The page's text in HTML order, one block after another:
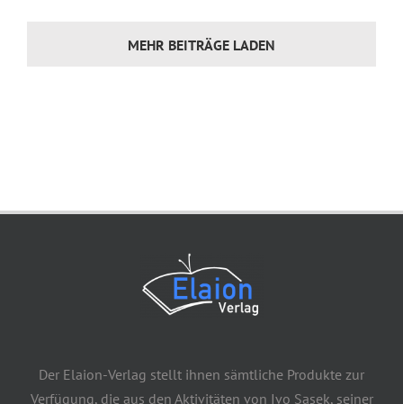
MEHR BEITRÄGE LADEN
Der Elaion-Verlag stellt ihnen sämtliche Produkte zur
Verfügung, die aus den Aktivitäten von Ivo Sasek, seiner